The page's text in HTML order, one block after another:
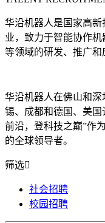
华沿机器人是国家高
业，致力于智能协作
等领域的研发、推广和
华沿机器人在佛山和
锡、成都和德国、美
前沿，登科技之巅”作
的全球领导者。
筛选
社会招聘
校园招聘